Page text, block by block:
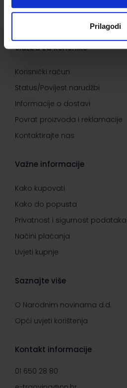
Prilagodi
Služba za korisnike
Korisnički račun
Status/Povijest narudžbi
Informacije o dostavi
Povrat proizvoda i reklamacije
Kontaktirajte nas
Važne informacije
Kako kupovati
Kako do popusta
Privatnost i sigurnost podataka
Načini plaćanja
Uvjeti kupnje
Saznajte više
O Narodnim novinama d.d.
Opći uvjeti korištenja
Kontakt informacije
01 650 28 80